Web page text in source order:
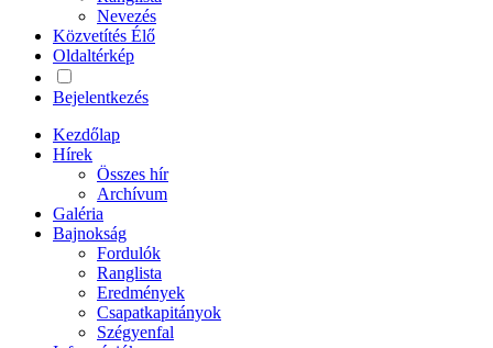
Nevezés
Közvetítés Élő
Oldaltérkép
Bejelentkezés
Kezdőlap
Hírek
Összes hír
Archívum
Galéria
Bajnokság
Fordulók
Ranglista
Eredmények
Csapatkapitányok
Szégyenfal